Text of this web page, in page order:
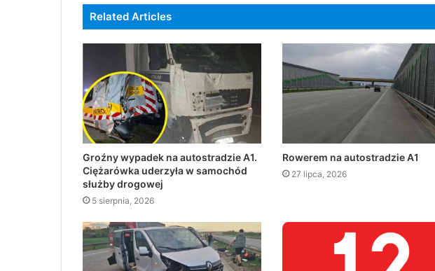
Related Articles
Groźny wypadek na autostradzie A1.
Ciężarówka uderzyła w samochód
służby drogowej
5 sierpnia, 2026
Rowerem na autostradzie A1
27 lipca, 2026